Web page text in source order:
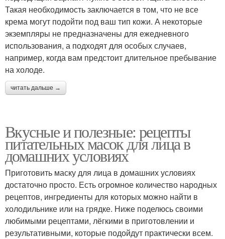
Такая необходимость заключается в том, что не все
крема могут подойти под ваш тип кожи. А некоторые
экземпляры не предназначены для ежедневного
использования, а подходят для особых случаев,
например, когда вам предстоит длительное пребывание
на холоде.
читать дальше →
Вкусные и полезные: рецепты
питательных масок для лица в
домашних условиях
Приготовить маску для лица в домашних условиях
достаточно просто. Есть огромное количество народных
рецептов, ингредиенты для которых можно найти в
холодильнике или на грядке. Ниже поделюсь своими
любимыми рецептами, лёгкими в приготовлении и
результативными, которые подойдут практически всем.